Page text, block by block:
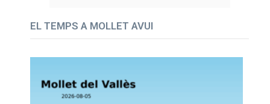
EL TEMPS A MOLLET AVUI